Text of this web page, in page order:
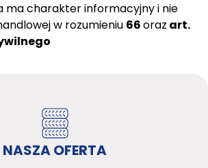
NASZA OFERTA
ma charakter informacyjny i nie
w rozumieniu 66oraz art.